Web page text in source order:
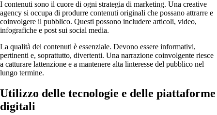
I contenuti sono il cuore di ogni strategia di marketing. Una creative
agency si occupa di produrre contenuti originali che possano attrarre e
coinvolgere il pubblico. Questi possono includere articoli, video,
infografiche e post sui social media.
La qualità dei contenuti è essenziale. Devono essere informativi,
pertinenti e, soprattutto, divertenti. Una narrazione coinvolgente riesce
a catturare lattenzione e a mantenere alta linteresse del pubblico nel
lungo termine.
Utilizzo delle tecnologie e delle piattaforme
digitali